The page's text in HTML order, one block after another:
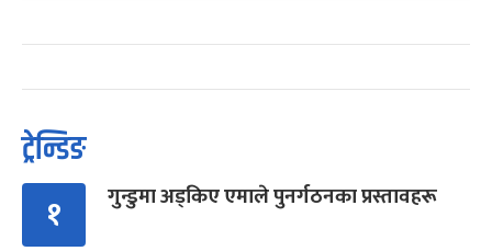
ट्रेन्डिङ
१ गुन्डुमा अड्किए एमाले पुनर्गठनका प्रस्तावहरू